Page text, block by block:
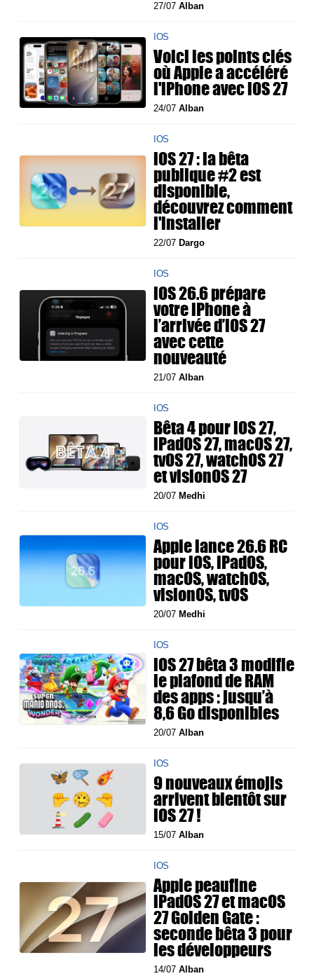
27/07Alban
IOS
Voici les points clés
où Apple a accéléré
l'iPhone avec iOS 27
24/07Alban
IOS
iOS 27 : la bêta
publique #2 est
disponible,
découvrez comment
l'installer
22/07 Dargo
IOS
iOS 26.6 prépare
votre iPhone à
l’arrivée d’iOS 27
avec cette
nouveauté
21/07Alban
IOS
Bêta 4 pour iOS 27,
iPadOS 27, macOS 27,
tvOS 27, watchOS 27
et visionOS 27
20/07 Medhi
IOS
Apple lance 26.6 RC
pour iOS, iPadOS,
macOS, watchOS,
visionOS, tvOS
20/07 Medhi
IOS
iOS 27 bêta 3 modifie
le plafond de RAM
des apps : jusqu’à
8,6 Go disponibles
20/07Alban
IOS
9 nouveaux émojis
arrivent bientôt sur
iOS 27 !
15/07Alban
IOS
Apple peaufine
iPadOS 27 et macOS
27 Golden Gate :
seconde bêta 3 pour
les développeurs
14/07Alban